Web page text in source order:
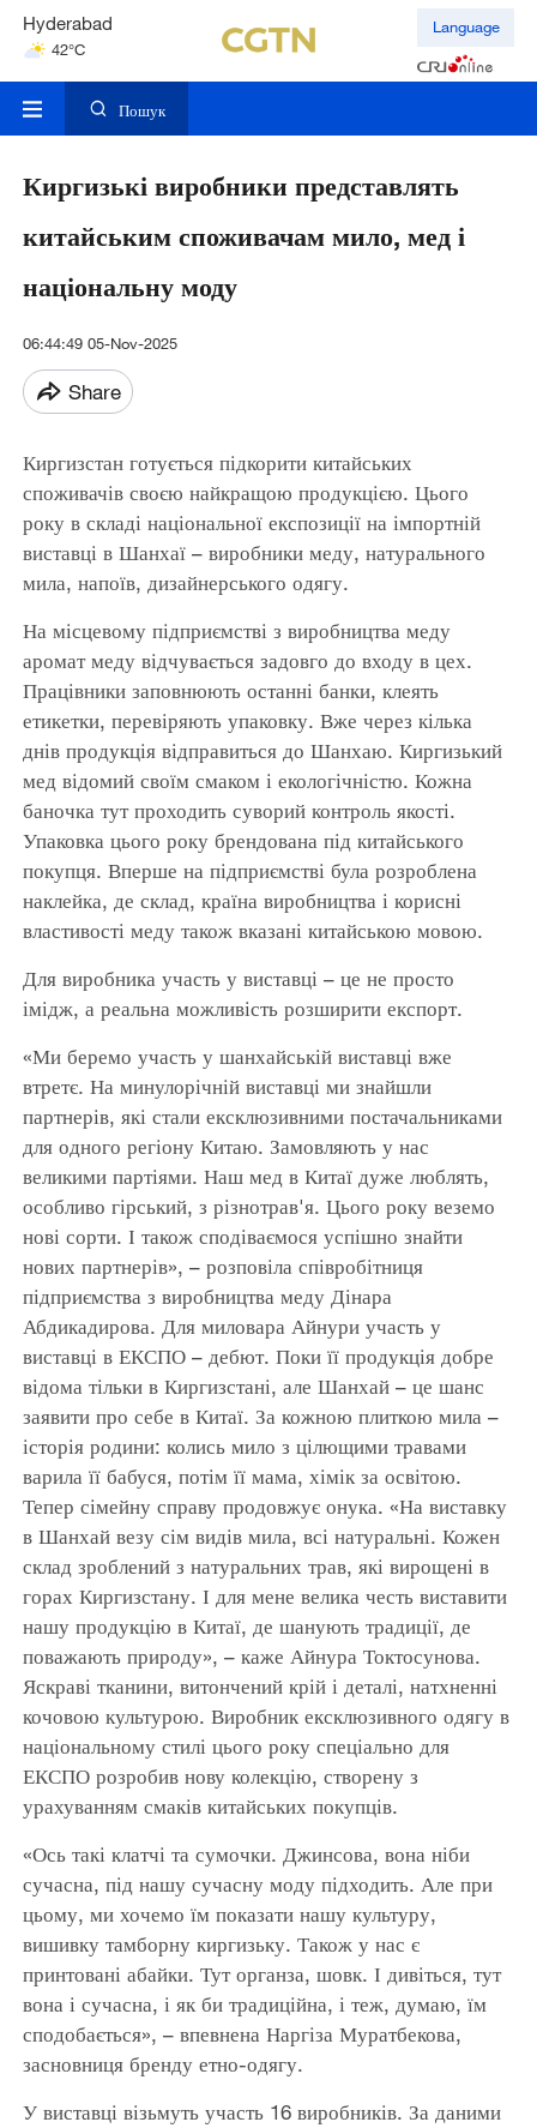
Hyderabad
42°C
Mumbai
Language
Пошук
Киргизькі виробники представлять
китайським споживачам мило, мед і
національну моду
06:44:49 05-Nov-2025
Share
Киргизстан готується підкорити китайських
споживачів своєю найкращою продукцією. Цього
року в складі національної експозиції на імпортній
виставці в Шанхаї – виробники меду, натурального
мила, напоїв, дизайнерського одягу.
На місцевому підприємстві з виробництва меду
аромат меду відчувається задовго до входу в цех.
Працівники заповнюють останні банки, клеять
етикетки, перевіряють упаковку. Вже через кілька
днів продукція відправиться до Шанхаю. Киргизький
мед відомий своїм смаком і екологічністю. Кожна
баночка тут проходить суворий контроль якості.
Упаковка цього року брендована під китайського
покупця. Вперше на підприємстві була розроблена
наклейка, де склад, країна виробництва і корисні
властивості меду також вказані китайською мовою.
Для виробника участь у виставці – це не просто
імідж, а реальна можливість розширити експорт.
«Ми беремо участь у шанхайській виставці вже
втретє. На минулорічній виставці ми знайшли
партнерів, які стали ексклюзивними постачальниками
для одного регіону Китаю. Замовляють у нас
великими партіями. Наш мед в Китаї дуже люблять,
особливо гірський, з різнотрав'я. Цього року веземо
нові сорти. І також сподіваємося успішно знайти
нових партнерів», – розповіла співробітниця
підприємства з виробництва меду Дінара
Абдикадирова. Для миловара Айнури участь у
виставці в ЕКСПО – дебют. Поки її продукція добре
відома тільки в Киргизстані, але Шанхай – це шанс
заявити про себе в Китаї. За кожною плиткою мила –
історія родини: колись мило з цілющими травами
варила її бабуся, потім її мама, хімік за освітою.
Тепер сімейну справу продовжує онука. «На виставку
в Шанхай везу сім видів мила, всі натуральні. Кожен
склад зроблений з натуральних трав, які вирощені в
горах Киргизстану. І для мене велика честь виставити
нашу продукцію в Китаї, де шанують традиції, де
поважають природу», – каже Айнура Токтосунова.
Яскраві тканини, витончений крій і деталі, натхненні
кочовою культурою. Виробник ексклюзивного одягу в
національному стилі цього року спеціально для
ЕКСПО розробив нову колекцію, створену з
урахуванням смаків китайських покупців.
«Ось такі клатчі та сумочки. Джинсова, вона ніби
сучасна, під нашу сучасну моду підходить. Але при
цьому, ми хочемо їм показати нашу культуру,
вишивку тамборну киргизьку. Також у нас є
принтовані абайки. Тут органза, шовк. І дивіться, тут
вона і сучасна, і як би традиційна, і теж, думаю, їм
сподобається», – впевнена Наргіза Муратбекова,
засновниця бренду етно-одягу.
У виставці візьмуть участь 16 виробників. За даними